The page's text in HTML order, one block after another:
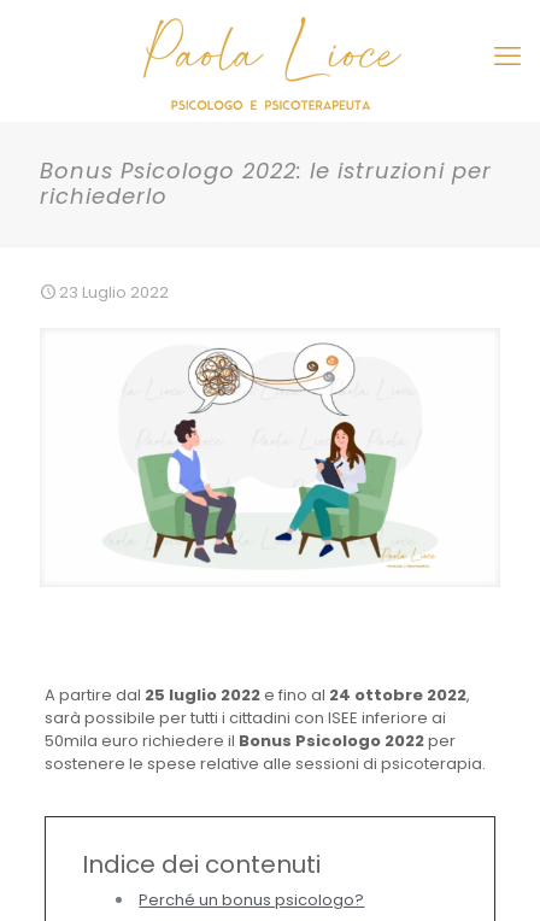
Bonus Psicologo 2022: le istruzioni per
richiederlo
23 Luglio 2022
A partire dal 25 luglio 2022e fino al 24 ottobre 2022,
sarà possibile per tutti i cittadini con ISEE inferiore ai
50mila euro richiedere il Bonus Psicologo 2022per
sostenere le spese relative alle sessioni di psicoterapia.
Indice dei contenuti
Perché un bonus psicologo?